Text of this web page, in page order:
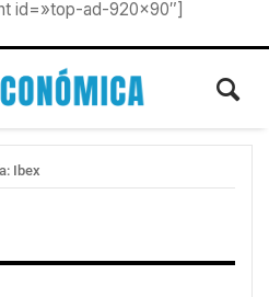
id=»top-ad-920×90″]
Ibex